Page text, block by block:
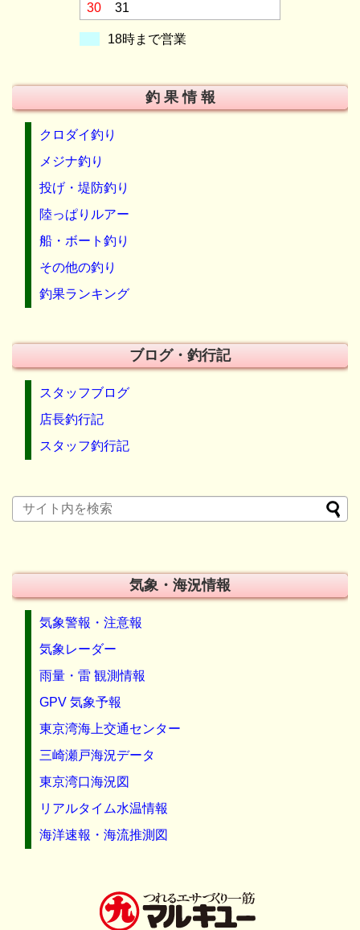
30
31
18時まで営業
釣 果 情 報
クロダイ釣り
メジナ釣り
投げ・堤防釣り
陸っぱりルアー
船・ボート釣り
その他の釣り
釣果ランキング
ブログ・釣行記
スタッフブログ
店長釣行記
スタッフ釣行記
気象・海況情報
気象警報・注意報
気象レーダー
雨量・雷 観測情報
GPV 気象予報
東京湾海上交通センター
三崎瀬戸海況データ
東京湾口海況図
リアルタイム水温情報
海洋速報・海流推測図